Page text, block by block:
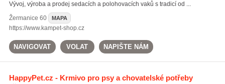
chovatelské potřeby pro kočky(1099)
pamlsky pro zvířata(495)
Vývoj, výroba a prodej sedacích a polohovacích vaků s tradicí od ...
Žermanice 60 MAPA
https://www.kampet-shop.cz
NAVIGOVAT VOLAT NAPIŠTE NÁM
HappyPet.cz - Krmivo pro psy a chovatelské potřeby